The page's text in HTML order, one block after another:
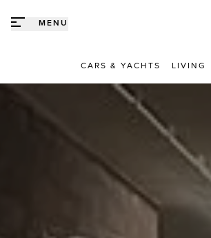
MENU
CARS & YACHTS LIVING